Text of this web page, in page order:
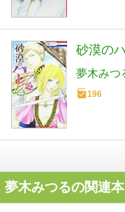
砂漠の
夢木みつ
196
夢木みつるの関連本